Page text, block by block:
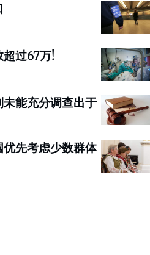
过67万!
能充分调查出于
先考虑少数群体